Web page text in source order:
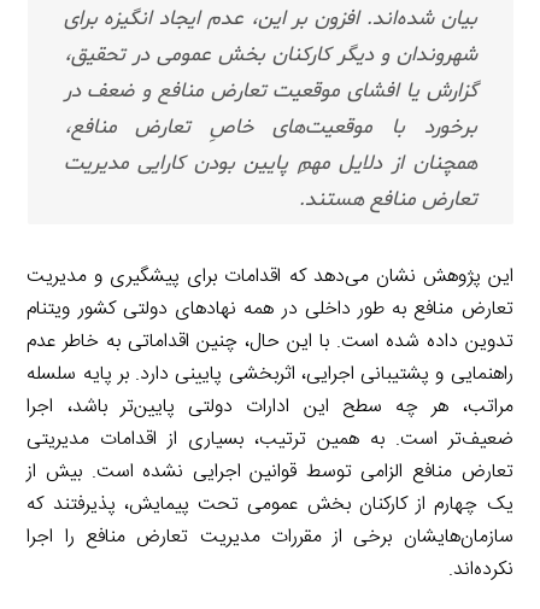
بیان شده‌اند.افزون بر این، عدم ایجاد انگیزه برای
شهروندان و دیگر کارکنان بخش عمومی در تحقیق،
گزارش یا افشای موقعیت تعارض منافع و ضعف در
برخورد با موقعیت‌های خاصِ تعارض منافع،
همچنان از دلایل مهمِ پایین بودن کارایی مدیریت
تعارض منافع هستند.
این پژوهش نشان می‌دهد که اقدامات برای پیشگیری و مدیریت
تعارض منافع به طور داخلی در همه نهادهای دولتی کشور ویتنام
تدوین داده شده است. با این حال، چنین اقداماتی به خاطر عدم
راهنمایی و پشتیبانی اجرایی، اثربخشی پایینی دارد. بر پایه سلسله
مراتب، هر چه سطح این ادارات دولتی پایین‌تر باشد، اجرا
ضعیف‌تر است. به همین ترتیب، بسیاری از اقدامات مدیریتی
تعارض منافع الزامی توسط قوانین اجرایی نشده است. بیش از
یک چهارم از کارکنان بخش عمومی تحت پیمایش، پذیرفتند که
سازمان‌هایشان برخی از مقررات مدیریت تعارض منافع را اجرا
نکرده‌اند.